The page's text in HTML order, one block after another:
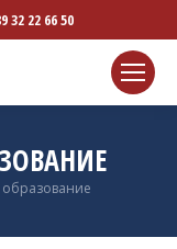
32 22 66 50